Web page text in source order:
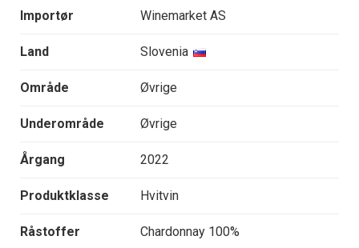
Importør Winemarket AS
Land Slovenia
Område Øvrige
Underområde Øvrige
Årgang 2022
Produktklasse Hvitvin
Råstoffer Chardonnay 100%